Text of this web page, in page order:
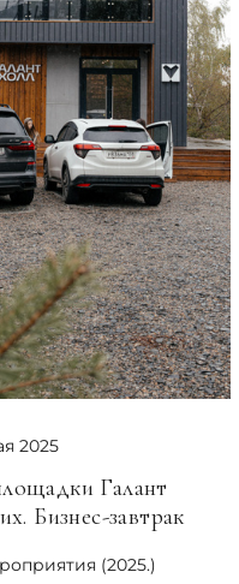
2025
Галант
Бизнес-завтрак
(2025.)